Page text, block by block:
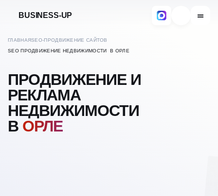
BUSINESS-UP
ГЛАВНАЯSEO-ПРОДВИЖЕНИЕ САЙТОВ
SEO ПРОДВИЖЕНИЕ НЕДВИЖИМОСТИ В ОРЛЕ
ПРОДВИЖЕНИЕ И
РЕКЛАМА
НЕДВИЖИМОСТИ
В ОРЛЕ